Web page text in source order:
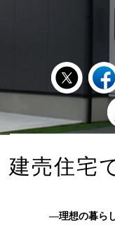
建売住宅
—理想の暮ら